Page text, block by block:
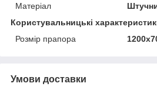
Матеріал
Користувальницькі
Розмір прапора
Умови доставки